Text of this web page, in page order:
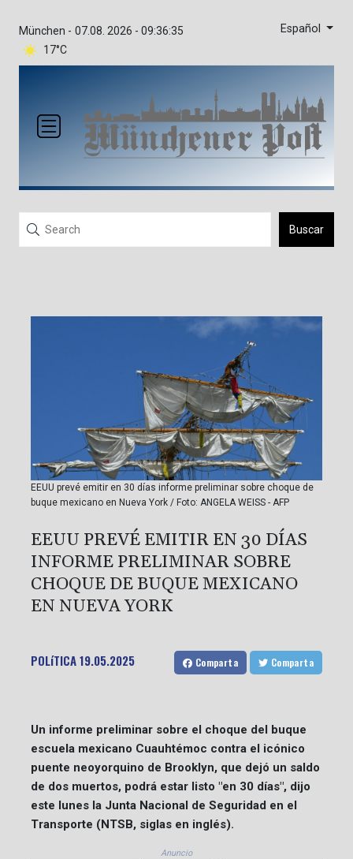
München -
17°C
07.08. 2026 - 09:36:35 Español
Buscar
EEUU prevé emitir en 30 días informe preliminar sobre choque de
buque mexicano en Nueva York / Foto: ANGELA WEISS - AFP
EEUU PREVÉ EMITIR EN 30 DÍAS
INFORME PRELIMINAR SOBRE
CHOQUE DE BUQUE MEXICANO
EN NUEVA YORK
POLíTICA19.05.2025 Comparta Comparta
Un informe preliminar sobre el choque del buque
escuela mexicano Cuauhtémoc contra el icónico
puente neoyorquino de Brooklyn, que dejó un saldo
de dos muertos, podrá estar listo "en 30 días", dijo
este lunes la Junta Nacional de Seguridad en el
Transporte (NTSB, siglas en inglés).
Anuncio